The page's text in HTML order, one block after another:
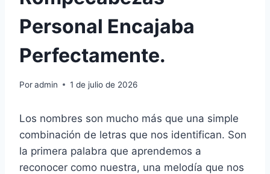
Personal Encajaba
Perfectamente.
Poradmin 1 de julio de 2026
Los nombres son mucho más que una simple
combinación de letras que nos identifican. Son
la primera palabra que aprendemos a
reconocer como nuestra, una melodía que nos